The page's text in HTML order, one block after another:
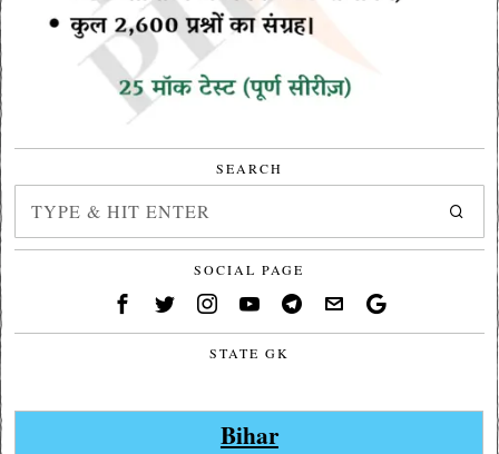
SEARCH
SOCIAL PAGE
STATE GK
Bihar